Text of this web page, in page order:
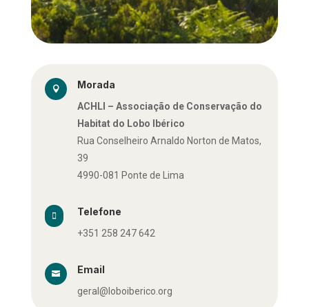
 Morada
ACHLI – Associação de Conservação do
Habitat do Lobo Ibérico
Rua Conselheiro Arnaldo Norton de Matos,
39
4990-081 Ponte de Lima
 Telefone
+351 258 247 642
 Email
geral@loboiberico.org